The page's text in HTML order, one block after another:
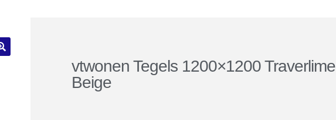
vtwonen Tegels 1200×1200 Traverlime
Beige